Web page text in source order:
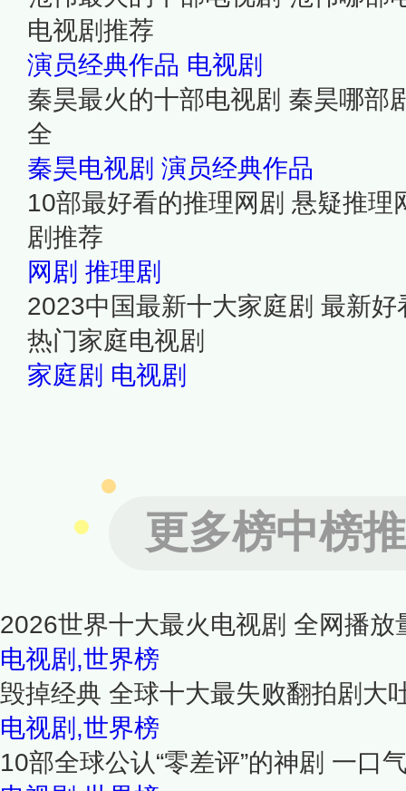
电视剧推荐
演员经典作品 电视剧
秦昊最火的十部电视剧 秦昊哪部
全
秦昊电视剧 演员经典作品
10部最好看的推理网剧 悬疑推理
剧推荐
网剧 推理剧
2023中国最新十大家庭剧 最新
热门家庭电视剧
家庭剧 电视剧
更多榜中榜
2026世界十大最火电视剧 全网播放
电视剧,世界榜
毁掉经典 全球十大最失败翻拍剧大
电视剧,世界榜
10部全球公认“零差评”的神剧 一口